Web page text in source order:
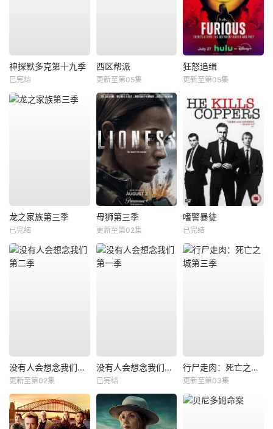
神探默多克第十九季
已完结
西区帮派
更新至第05集
狂怒追缉
更新至第05集
龙之家族第三季
已完结
母狮第三季
更新至第02集
嗜警暴徒
已完结
没有人会想念我们第二季
更新至第02集
没有人会想念我们第一季
已完结
行尸走肉：死亡之城第三季
更新至第03集